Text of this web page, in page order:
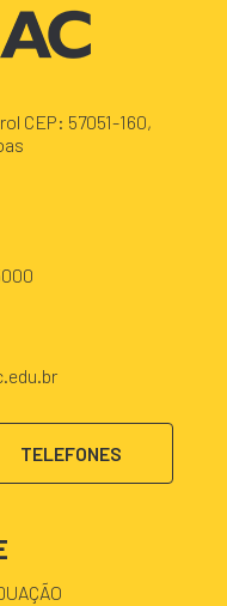
CEP: 57051-160,
TELEFONES